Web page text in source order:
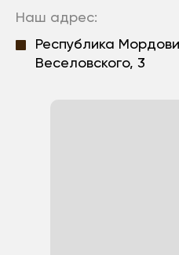
Наш адрес:
Республика
Веселовского, 3